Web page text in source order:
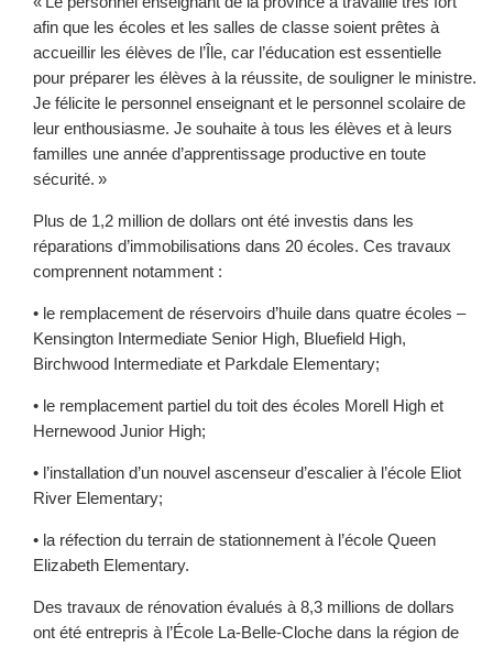
afin que les écoles et les salles de classe soient prêtes à
accueillir les élèves de l’Île, car l’éducation est essentielle
pour préparer les élèves à la réussite, de souligner le ministre.
Je félicite le personnel enseignant et le personnel scolaire de
leur enthousiasme. Je souhaite à tous les élèves et à leurs
familles une année d’apprentissage productive en toute
sécurité. »
Plus de 1,2 million de dollars ont été investis dans les
réparations d’immobilisations dans 20 écoles. Ces travaux
comprennent notamment :
• le remplacement de réservoirs d’huile dans quatre écoles –
Kensington Intermediate Senior High, Bluefield High,
Birchwood Intermediate et Parkdale Elementary;
• le remplacement partiel du toit des écoles Morell High et
Hernewood Junior High;
• l’installation d’un nouvel ascenseur d’escalier à l’école Eliot
River Elementary;
• la réfection du terrain de stationnement à l’école Queen
Elizabeth Elementary.
Des travaux de rénovation évalués à 8,3 millions de dollars
ont été entrepris à l’École La-Belle-Cloche dans la région de